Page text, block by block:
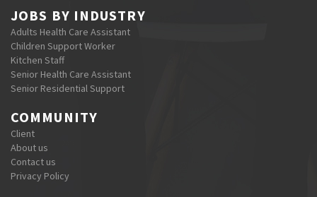
JOBS BY INDUSTRY
Adults Health Care Assistant
Children Support Worker
Kitchen Staff
Senior Health Care Assistant
Senior Residential Support
COMMUNITY
Client
About us
Contact us
Privacy Policy